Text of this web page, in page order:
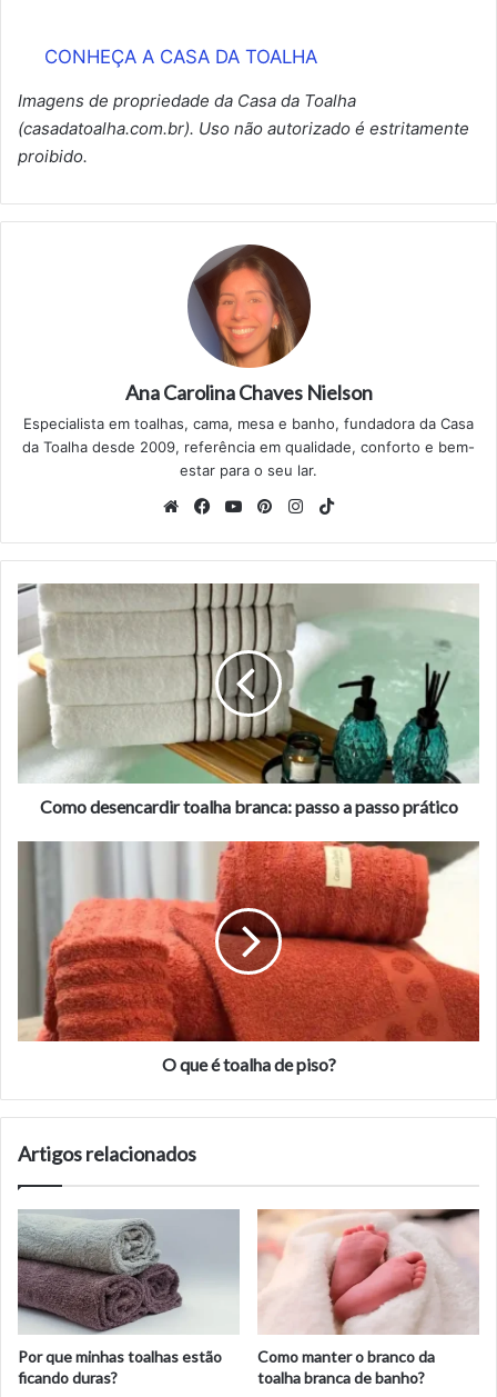
CONHEÇA A CASA DA TOALHA
Imagens de propriedade da Casa da Toalha
(casadatoalha.com.br). Uso não autorizado é estritamente
proibido.
Ana Carolina Chaves Nielson
Especialista em toalhas, cama, mesa e banho, fundadora da Casa
da Toalha desde 2009, referência em qualidade, conforto e bem-
estar para o seu lar.
WebsiteFacebook
YouTubePinterestInstagram
Como
desencardir
toalha
branca:
passo
passo
prático
Como desencardir toalha branca: passo a passo prático
piso?
O que é toalha de piso?
Artigos relacionados
Por que minhas toalhas estão
ficando duras?
Como manter o branco da
toalha branca de banho?